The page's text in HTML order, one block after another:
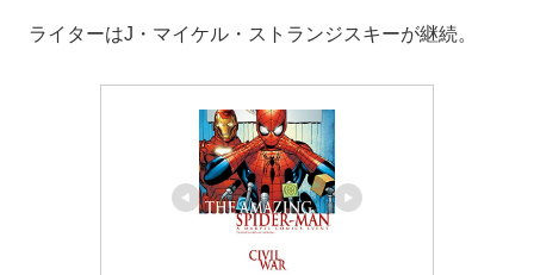
ライターはJ・マイケル・ストランジスキーが継続。